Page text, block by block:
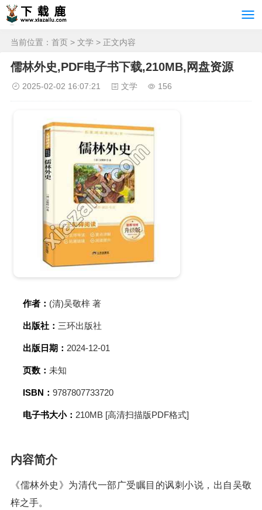
当前位置： 首页 > 文学 > 正文内容
儒林外史,PDF电子书下载,210MB,网盘资源
2025-02-02 16:07:21 文学 156
作者： (清)吴敬梓 著
出版社： 三环出版社
出版日期： 2024-12-01
页数： 未知
ISBN： 9787807733720
电子书大小： 210MB [高清扫描版PDF格式]
内容简介
《儒林外史》为清代一部广受瞩目的讽刺小说，出自吴敬
梓之手。